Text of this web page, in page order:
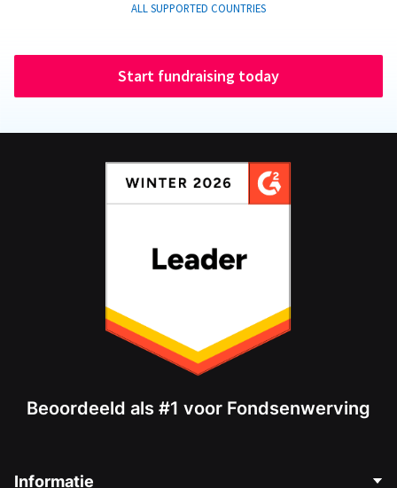
ALL SUPPORTED COUNTRIES
Start fundraising today
Beoordeeld als #1 voor Fondsenwerving
Informatie